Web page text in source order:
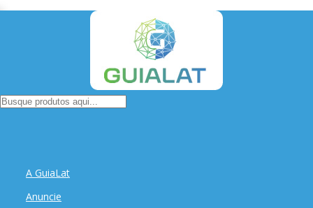
A GuiaLat
Anuncie